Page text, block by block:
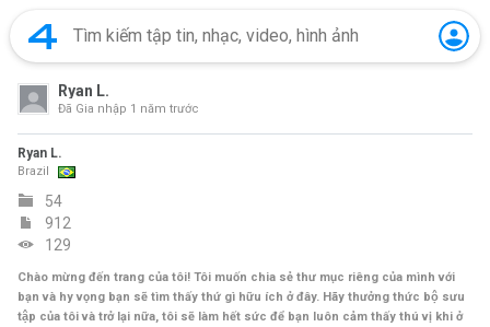
Ryan L.
Đã Gia nhập 1 năm trước
Ryan L.
Brazil
54
912
129
Chào mừng đến trang của tôi! Tôi muốn chia sẻ thư mục riêng của mình với
bạn và hy vọng bạn sẽ tìm thấy thứ gì hữu ích ở đây. Hãy thưởng thức bộ sưu
tập của tôi và trở lại nữa, tôi sẽ làm hết sức để bạn luôn cảm thấy thú vị khi ở